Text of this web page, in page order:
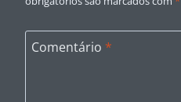
Comentário *